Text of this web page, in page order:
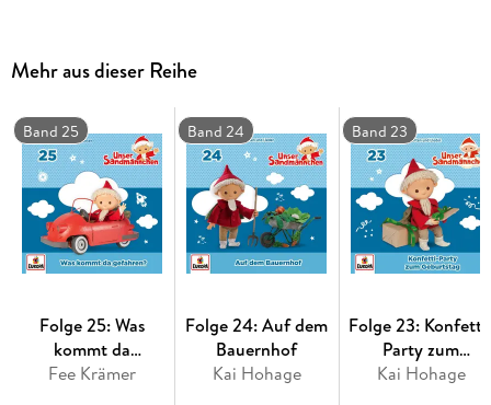
Mehr aus dieser Reihe
Band 25
Folge 25: Was
kommt da
gefahren?
Fee Krämer
Band 24
Folge 24: Auf dem
Bauernhof
Kai Hohage
Band 23
Folge 23:
Party zum
Geburtstag
Kai Hohage